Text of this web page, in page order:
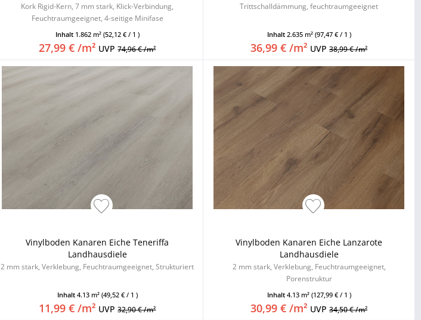
Kork Rigid-Kern, 7 mm stark, Klick-Verbindung,
Feuchtraumgeeignet, 4-seitige Minifase
Inhalt 1.862 m² (52,12 € / 1 )
27,99 € /m² UVP74,96 € /m²
Trittschalldämmung, feuchtraumgeeignet
Inhalt 2.635 m² (97,47 € / 1 )
36,99 € /m² UVP38,99 € /m²
Vinylboden Kanaren Eiche Teneriffa
Landhausdiele
2 mm stark, Verklebung, Feuchtraumgeeignet, Strukturiert
Inhalt 4.13 m² (49,52 € / 1 )
11,99 € /m² UVP32,90 € /m²
Vinylboden Kanaren Eiche Lanzarote
Landhausdiele
2 mm stark, Verklebung, Feuchtraumgeeignet,
Porenstruktur
Inhalt 4.13 m² (127,99 € / 1 )
30,99 € /m² UVP34,50 € /m²